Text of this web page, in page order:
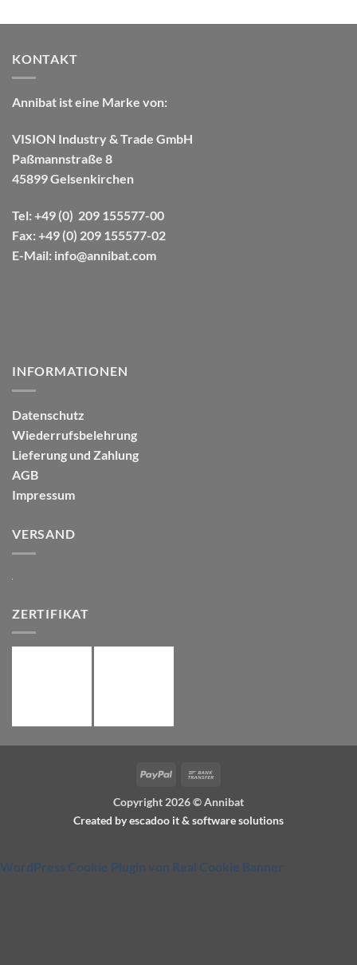
KONTAKT
Annibat ist eine Marke von:
VISION Industry & Trade GmbH
Paßmannstraße 8
45899 Gelsenkirchen
Tel: +49 (0) 209 155577-00
Fax: +49 (0) 209 155577-02
E-Mail: info@annibat.com
INFORMATIONEN
Datenschutz
Wiederrufsbelehrung
Lieferung und Zahlung
AGB
Impressum
VERSAND
ZERTIFIKAT
PayPal
Copyright 2026 ©Annibat
Created byescadoo it & software solutions
WordPress Cookie Plugin von Real Cookie Banner